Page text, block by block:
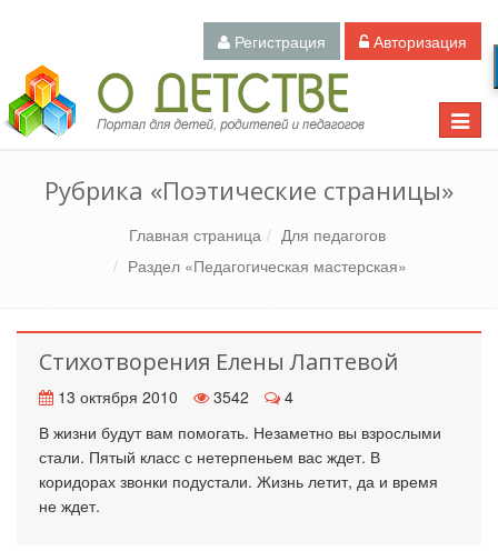
Регистрация Авторизация
Toggle
Педагогический портал «О детстве»
Рубрика «Поэтические страницы»
Главная страница
Для педагогов
Раздел «Педагогическая мастерская»
Стихотворения Елены Лаптевой
13 октября 2010 3542
4
В жизни будут вам помогать. Незаметно вы взрослыми
стали. Пятый класс с нетерпеньем вас ждет. В
коридорах звонки подустали. Жизнь летит, да и время
не ждет.